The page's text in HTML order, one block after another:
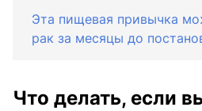
Эта пищевая привычка
рак за месяцы до
Что делать, если